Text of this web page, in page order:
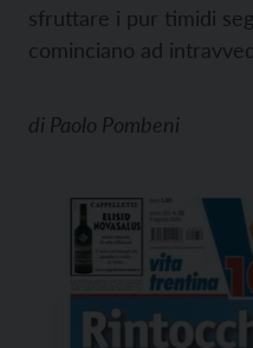
sfruttare i pur timidi
cominciano ad
di Paolo Pombeni